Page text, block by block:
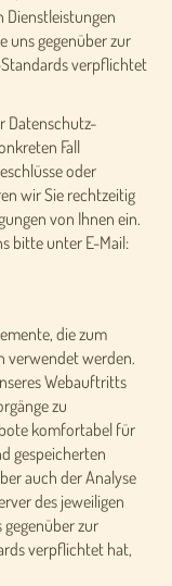
Dienstleistungen
uns gegenüber zur
verpflichtet
Datenschutz-
Fall
oder
wir Sie rechtzeitig
von Ihnen ein.
bitte unter E-Mail:
die zum
verwendet werden.
Webauftritts
zu
komfortabel für
gespeicherten
auch der Analyse
des jeweiligen
zur
verpflichtet hat,